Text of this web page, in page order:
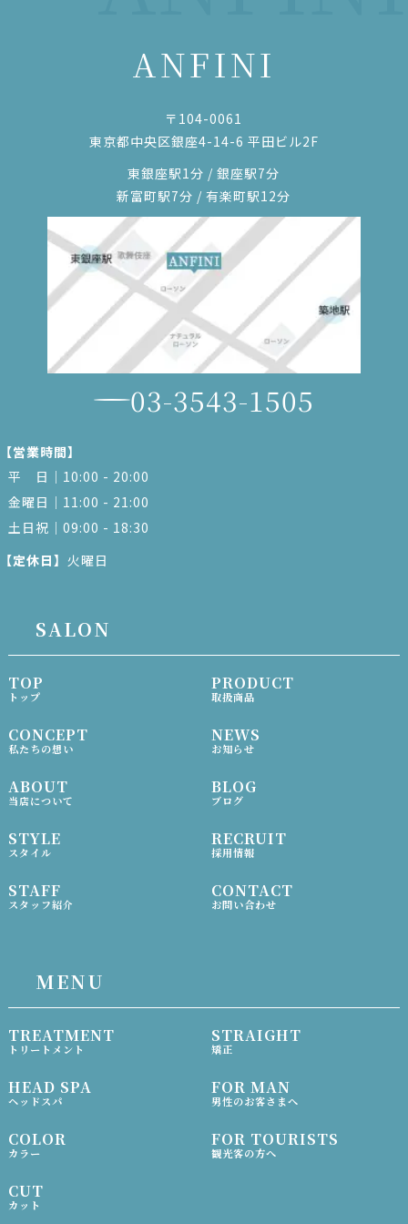
ANFINI
〒104-0061
東京都中央区銀座4-14-6 平田ビル2F
東銀座駅1分 / 銀座駅7分
新富町駅7分 / 有楽町駅12分
03-3543-1505
営業時間】
平 日｜10:00 - 20:00
金曜日｜11:00 - 21:00
土日祝｜09:00 - 18:30
定休日】 火曜日
SALON
TOP
トップ
CONCEPT
私たちの想い
ABOUT
当店について
STYLE
スタイル
STAFF
スタッフ紹介
PRODUCT
取扱商品
NEWS
お知らせ
BLOG
ブログ
RECRUIT
採用情報
CONTACT
お問い合わせ
MENU
TREATMENT
トリートメント
HEAD SPA
ヘッドスパ
COLOR
カラー
CUT
カット
STRAIGHT
矯正
FOR MAN
男性のお客さまへ
FOR TOURISTS
観光客の方へ